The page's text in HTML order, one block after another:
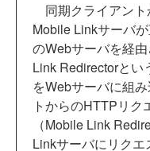
同期クライアン
Mobile Linkサーバ
のWebサーバを経
Link Redirectorとい
をWebサーバに組
トからのHTTPリ
（Mobile Link
Linkサーバにリクエ